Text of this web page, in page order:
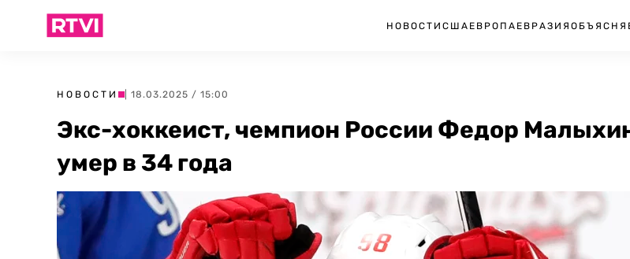
НОВОСТИ США ЕВРОПА ЕВРАЗИЯ
НОВОСТИ | 18.03.2025 / 15:00
Экс-хоккеист, чемпион России Федор
умер в 34 года